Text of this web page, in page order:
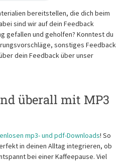
bereitstellen, die dich beim
sind wir auf dein Feedback
gefallen und geholfen? Konntest du
sonstiges Feedback
dein Feedback über unser
überall mit MP3
mp3- und pdf-Downloads! So
in deinen Alltag integrieren, ob
bei einer Kaffeepause. Viel